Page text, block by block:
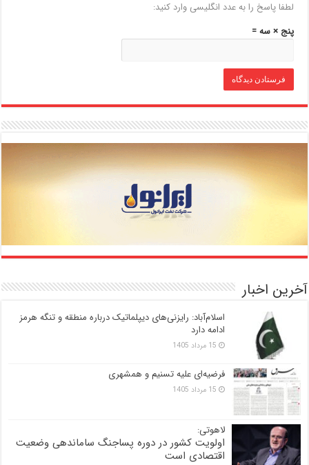
لطفا پاسخ را به عدد انگلیسی وارد کنید:
پنج × سه =
آخرین اخبار
اسلام‌آباد: رایزنی‌های دیپلماتیک درباره منطقه و تنگه هرمز
ادامه دارد
15 مرداد 1405
فرضیه‌ای علیه تسنیم و همشهری
15 مرداد 1405
لاهوتی:
اولویت کشور در دوره پساجنگ ساماندهی وضعیت
اقتصادی است